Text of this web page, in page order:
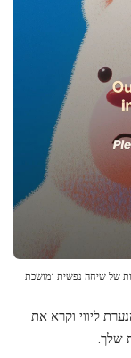
של שיחה נפשית ומושכת
ליווי וקרא את
שלך.